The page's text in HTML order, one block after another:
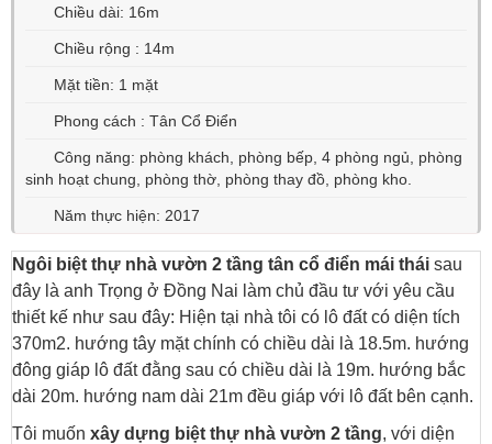
Chiều dài: 16m
Chiều rộng : 14m
Mặt tiền: 1 mặt
Phong cách : Tân Cổ Điển
Công năng: phòng khách, phòng bếp, 4 phòng ngủ, phòng
sinh hoạt chung, phòng thờ, phòng thay đồ, phòng kho.
Năm thực hiện: 2017
Ngôi biệt thự nhà vườn 2 tầng tân cổ điển mái thái sau
đây là anh Trọng ở Đồng Nai làm chủ đầu tư với yêu cầu
thiết kế như sau đây: Hiện tại nhà tôi có lô đất có diện tích
370m2. hướng tây mặt chính có chiều dài là 18.5m. hướng
đông giáp lô đất đằng sau có chiều dài là 19m. hướng bắc
dài 20m. hướng nam dài 21m đều giáp với lô đất bên cạnh.
Tôi muốn xây dựng biệt thự nhà vườn 2 tầng, với diện